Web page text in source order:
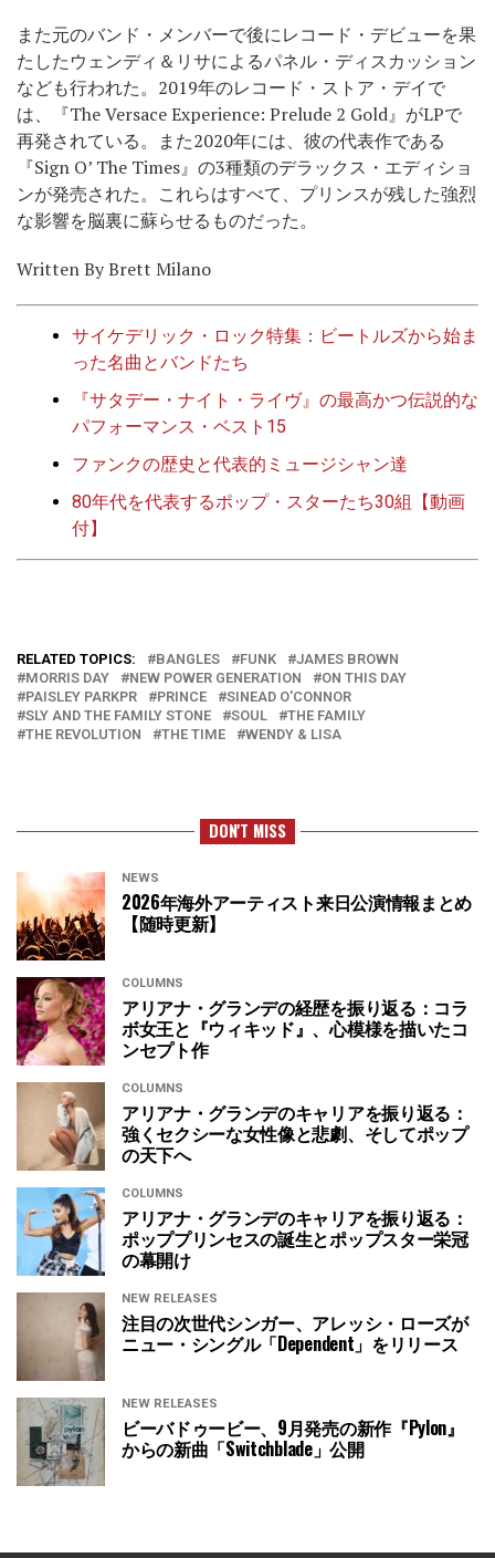
また元のバンド・メンバーで後にレコード・デビューを果
たしたウェンディ＆リサによるパネル・ディスカッション
なども行われた。2019年のレコード・ストア・デイで
は、『The Versace Experience: Prelude 2 Gold』がLPで
再発されている。また2020年には、彼の代表作である
『Sign O’ The Times』の3種類のデラックス・エディショ
ンが発売された。これらはすべて、プリンスが残した強烈
な影響を脳裏に蘇らせるものだった。
Written ByBrett Milano
サイケデリック・ロック特集：ビートルズから始ま
った名曲とバンドたち
『サタデー・ナイト・ライヴ』の最高かつ伝説的な
パフォーマンス・ベスト15
ファンクの歴史と代表的ミュージシャン達
80年代を代表するポップ・スターたち30組【動画
付】
RELATED TOPICS: BANGLES FUNK
JAMES BROWN
MORRIS DAY
NEW POWER GENERATION
ON THIS DAY
PAISLEY PARKPR
PRINCE
SINEAD O'CONNOR
SLY AND THE FAMILY STONE
SOUL
THE FAMILY
THE REVOLUTION
THE TIME WENDY & LISA
DON'T MISS
NEWS
2026年海外アーティスト来日公演情報まとめ
【随時更新】
COLUMNS
アリアナ・グランデの経歴を振り返る：コラ
ボ女王と『ウィキッド』、心模様を描いたコ
ンセプト作
COLUMNS
アリアナ・グランデのキャリアを振り返る：
強くセクシーな女性像と悲劇、そしてポップ
の天下へ
COLUMNS
アリアナ・グランデのキャリアを振り返る：
ポッププリンセスの誕生とポップスター栄冠
の幕開け
NEW RELEASES
注目の次世代シンガー、アレッシ・ローズが
ニュー・シングル「Dependent」をリリース
NEW RELEASES
ビーバドゥービー、9月発売の新作『Pylon』
からの新曲「Switchblade」公開